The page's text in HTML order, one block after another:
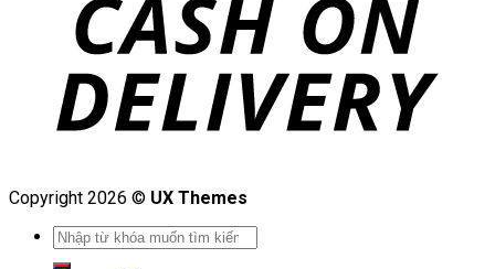
Copyright 2026 © UX Themes
Search
for: